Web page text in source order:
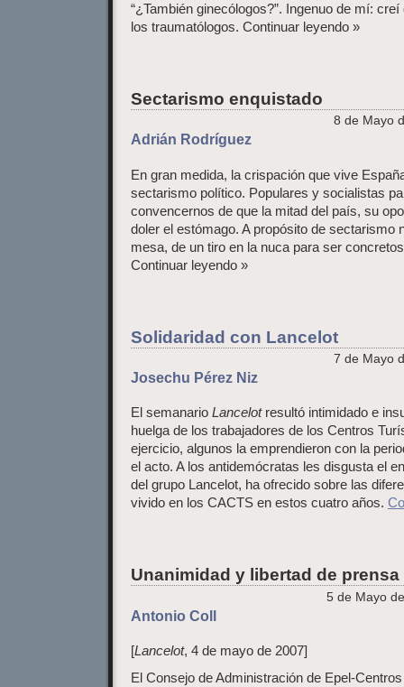
“¿También ginecólogos?”. Ingenuo de mí:
los traumatólogos. Continuar leyendo »
Sectarismo enquistado
8 de Mayo
Adrián Rodríguez
En gran medida, la crispación que vive
sectarismo político. Populares y socialistas
convencernos de que la mitad del país, su
doler el estómago. A propósito de sectarismo
mesa, de un tiro en la nuca para ser
Continuar leyendo »
Solidaridad con Lancelot
7 de Mayo
Josechu Pérez Niz
El semanario Lancelotresultó intimidado e
huelga de los trabajadores de los Centros
ejercicio, algunos la emprendieron con la
el acto. A los antidemócratas les disgusta el
del grupo Lancelot, ha ofrecido sobre las
vivido en los CACTS en estos cuatro años.
Unanimidad y libertad de prensa
5 de Mayo
Antonio Coll
[Lancelot, 4 de mayo de 2007]
El Consejo de Administración de Epel-